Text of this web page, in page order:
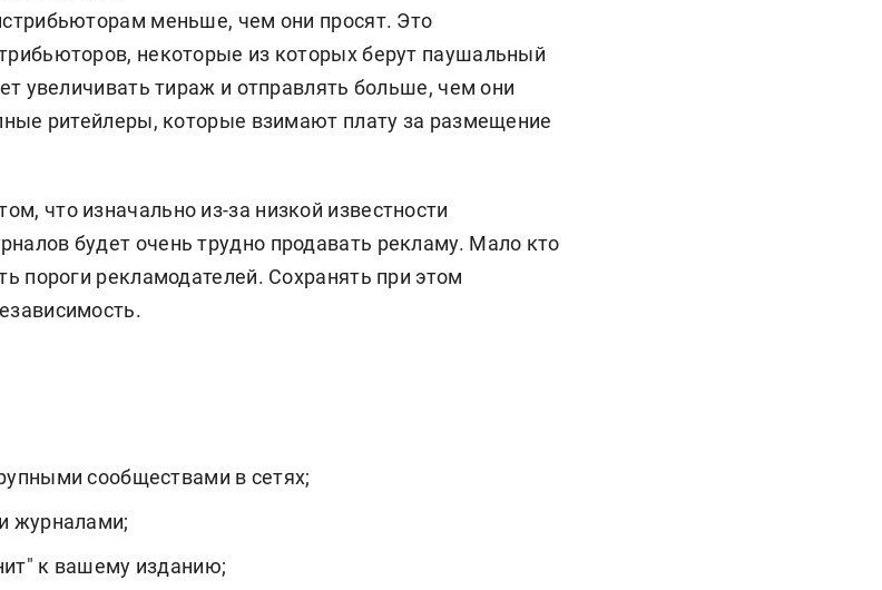
меньше, чем они просят. Это
некоторые из которых берут паушальный
увеличивать тираж и отправлять больше, чем они
ритейлеры, которые взимают плату за размещение
что изначально из-за низкой известности
будет очень трудно продавать рекламу. Мало кто
пороги рекламодателей. Сохранять при этом
сообществами в сетях;
журналами;
к вашему изданию;